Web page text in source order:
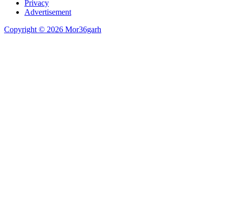
Privacy
Advertisement
Copyright © 2026 Mor36garh